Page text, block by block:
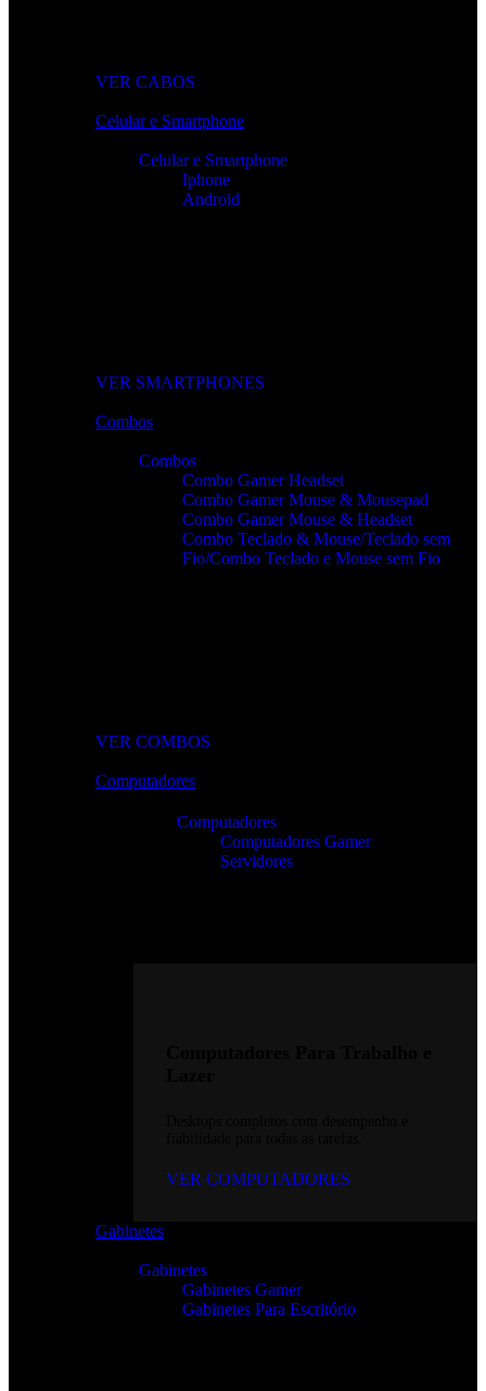
VER CABOS
Celular e Smartphone
Celular e Smartphone
Iphone
Android
VER SMARTPHONES
Combos
Combos
Combo Gamer Headset
Combo Gamer Mouse & Mousepad
Combo Gamer Mouse & Headset
Combo Teclado & Mouse/Teclado sem
Fio/Combo Teclado e Mouse sem Fio
VER COMBOS
Computadores
Computadores
Computadores Gamer
Servidores
VER COMPUTADORES
Gabinetes
Gabinetes
Gabinetes Gamer
Gabinetes Para Escritório